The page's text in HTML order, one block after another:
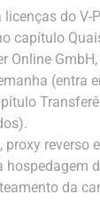
do V-
capítulo
Online
(entra
proxy reverso
da